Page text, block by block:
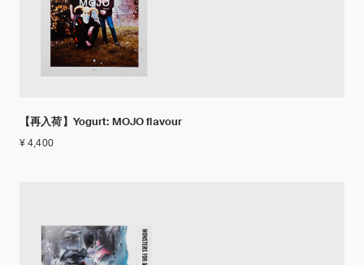
【再入荷】Yogurt: MOJO flavour
¥ 4,400